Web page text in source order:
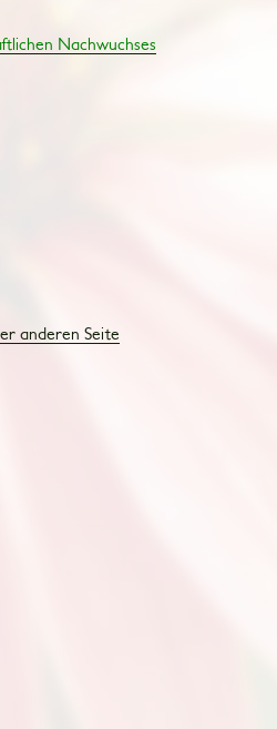
Nachwuchses
anderen Seite